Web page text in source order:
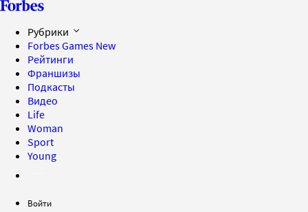
Рубрики
Forbes Games New
Рейтинги
Франшизы
Подкасты
Видео
Life
Woman
Sport
Young
Войти